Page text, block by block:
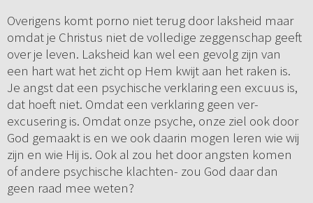
Overigens komt porno niet terug door laksheid maar
omdat je Christus niet de volledige zeggenschap geeft
over je leven. Laksheid kan wel een gevolg zijn van
een hart wat het zicht op Hem kwijt aan het raken is.
Je angst dat een psychische verklaring een excuus is,
dat hoeft niet. Omdat een verklaring geen ver-
excusering is. Omdat onze psyche, onze ziel ook door
God gemaakt is en we ook daarin mogen leren wie wij
zijn en wie Hij is. Ook al zou het door angsten komen
of andere psychische klachten- zou God daar dan
geen raad mee weten?